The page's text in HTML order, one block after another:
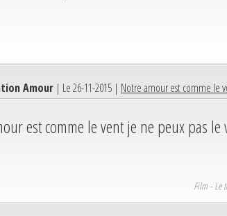
Amour | Le 26-11-2015 | Notre amour est comme le
est comme le vent je ne peux pas
Film - Le